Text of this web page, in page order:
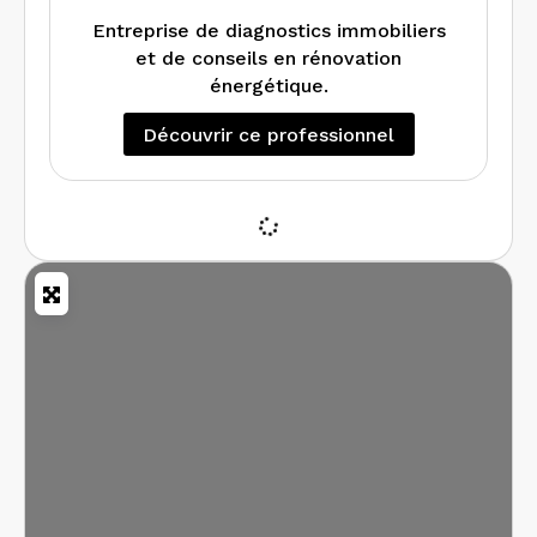
Entreprise de diagnostics immobiliers
et de conseils en rénovation
énergétique.
Découvrir ce professionnel